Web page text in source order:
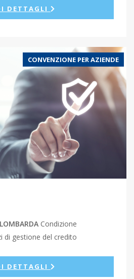
DETTAGLI
CONVENZIONE PER AZIENDE
Condizione
di gestione del credito
DETTAGLI